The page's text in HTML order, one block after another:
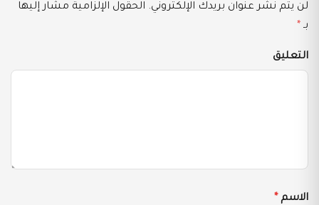
لن يتم نشر عنوان بريدك الإلكتروني. الحقول الإلزامية مشار إليها
بـ *
التعليق
الاسم*